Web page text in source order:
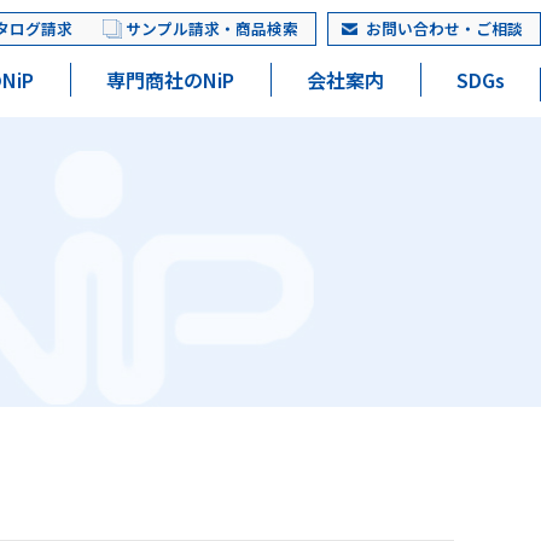
ログ請求 サンプル請求・商品検索 お問い合わせ・ご相談
専門商社のNiP 会社案内 SDGs